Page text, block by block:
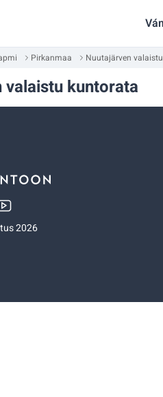
Pirkanmaa Nuutajärven
valaistu kuntorata
2026